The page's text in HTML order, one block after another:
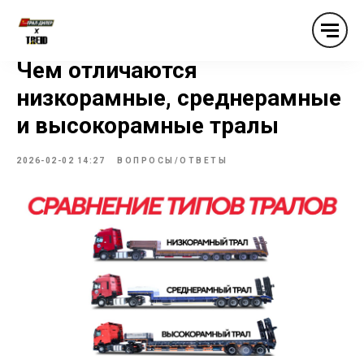
Чем отличаются
низкорамные, среднерамные
и высокорамные тралы
2026-02-02 14:27 ВОПРОСЫ/ОТВЕТЫ